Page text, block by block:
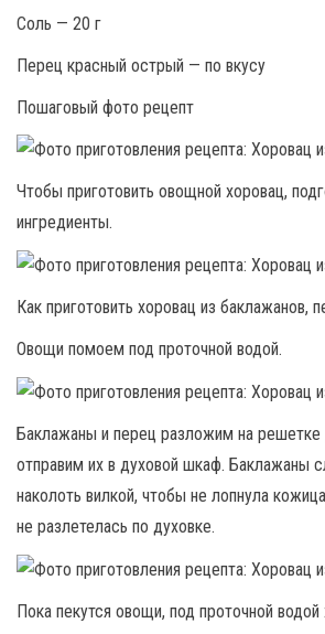
Соль — 20 г
Перец красный острый — по вкусу
Пошаговый фото рецепт
Чтобы приготовить овощной хоровац,
ингредиенты.
Как приготовить хоровац из баклажанов,
Овощи помоем под проточной водой.
Баклажаны и перец разложим на решетке
отправим их в духовой шкаф. Баклажаны
наколоть вилкой, чтобы не лопнула
не разлетелась по духовке.
Пока пекутся овощи, под проточной